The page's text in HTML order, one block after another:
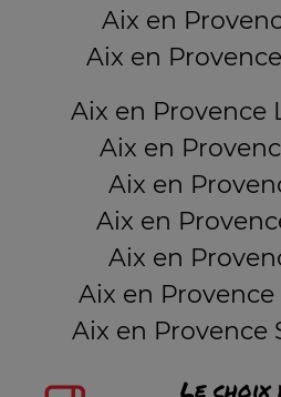
Aix en
Aix en
Aix en Provence
Aix en
Aix en
Aix en
Aix en
Aix en
Aix en Provence
Le choix